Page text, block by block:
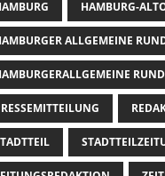
HAMBURG-
ALLGEMEINE